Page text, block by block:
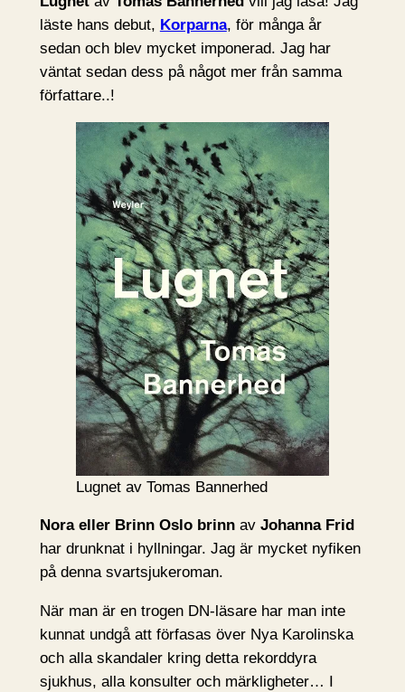
läste hans debut, Korparna, för många år
sedan och blev mycket imponerad. Jag har
väntat sedan dess på något mer från samma
författare..!
Lugnet av Tomas Bannerhed
Nora eller Brinn Oslo brinnav Johanna Frid
har drunknat i hyllningar. Jag är mycket nyfiken
på denna svartsjukeroman.
När man är en trogen DN-läsare har man inte
kunnat undgå att förfasas över Nya Karolinska
och alla skandaler kring detta rekorddyra
sjukhus, alla konsulter och märkligheter… I